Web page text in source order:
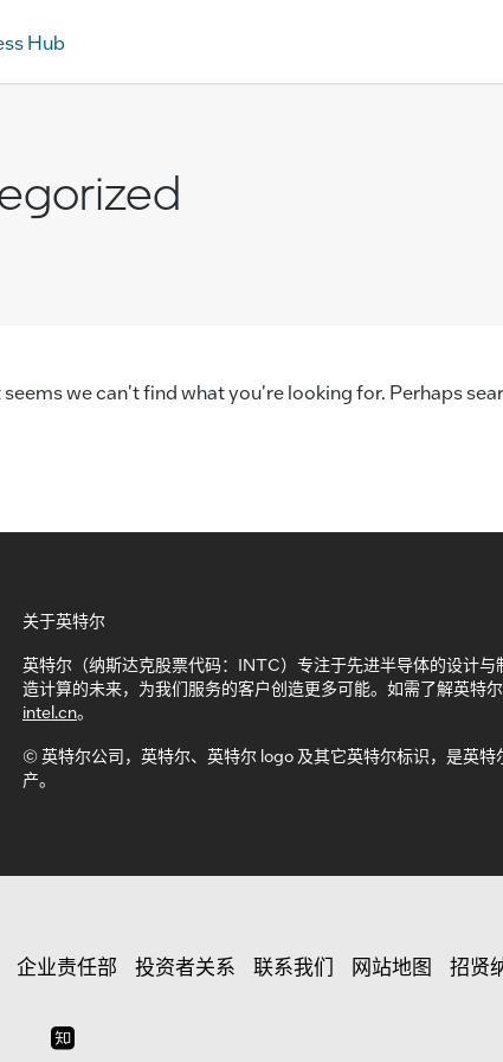
Hub
seems we can't find what you're looking for. Perhaps
关于英特尔
英特尔（纳斯达克股票代码：INTC）专注于先进半导体的设计
造计算的未来，为我们服务的客户创造更多可能。如需了解英特
intel.cn。
© 英特尔公司，英特尔、英特尔 logo 及其它英特尔标识，是英
产。
企业责任部 投资者关系 联系我们 网站地图 招贤